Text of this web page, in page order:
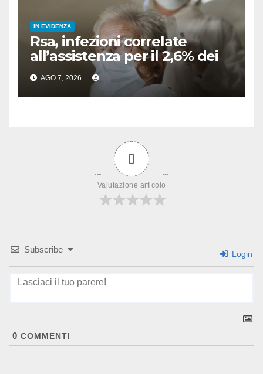
IN EVIDENZA
Rsa, infezioni correlate
all’assistenza per il 2,6% dei
residenti
AGO 7, 2026
0
Valutazione articolo
Subscribe Login
0 COMMENTI